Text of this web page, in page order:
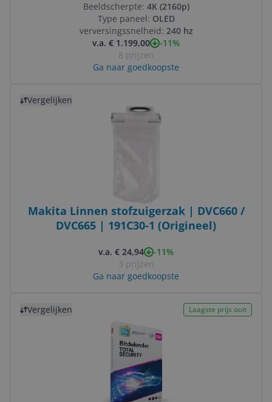
Beeldscherpte: 4K (2160p)
Type paneel: OLED
verversingssnelheid: 240 hz
v.a. € 1.199,00
-11%
8 prijzen
Ga naar goedkoopste
Vergelijken
Makita Linnen stofzuigerzak | DVC660 /
DVC665 | 191C30-1 (Origineel)
v.a. € 24,94
-11%
3 prijzen
Ga naar goedkoopste
Vergelijken Laagste prijs ooit